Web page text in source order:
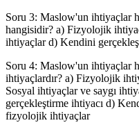
Soru 3: Maslow'un ihtiyaçlar
hangisidir? a) Fizyolojik
ihtiyaçlar d) Kendini
Soru 4: Maslow'un ihtiyaçlar
ihtiyaçlardır? a) Fizyolojik
Sosyal ihtiyaçlar ve saygı
gerçekleştirme ihtiyacı d)
fizyolojik ihtiyaçlar